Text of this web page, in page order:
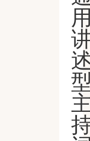
用
型